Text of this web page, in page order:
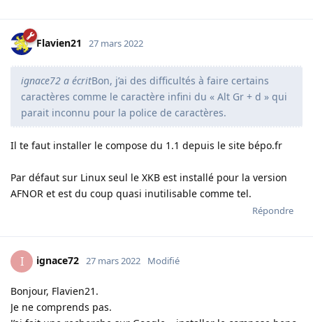
Flavien21 27 mars 2022
ignace72 a écritBon, j’ai des difficultés à faire certains
caractères comme le caractère infini du « Alt Gr + d » qui
parait inconnu pour la police de caractères.
Il te faut installer le compose du 1.1 depuis le site bépo.fr
Par défaut sur Linux seul le XKB est installé pour la version
AFNOR et est du coup quasi inutilisable comme tel.
Répondre
I ignace72 27 mars 2022 Modifié
Bonjour, Flavien21.
Je ne comprends pas.